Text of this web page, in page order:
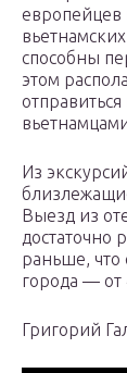
европейцев
способны
этом
Из
Выезд из
достаточно
раньше, что
города — от
Григорий